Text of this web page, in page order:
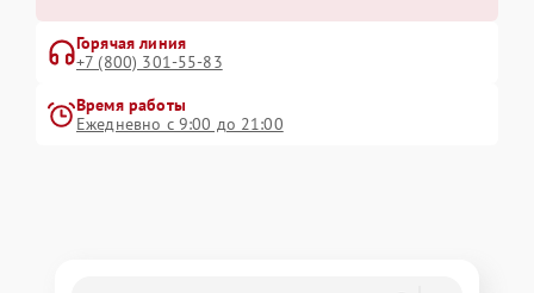
Горячая линия
+7 (800) 301-55-83
Время работы
Ежедневно с 9:00 до 21:00